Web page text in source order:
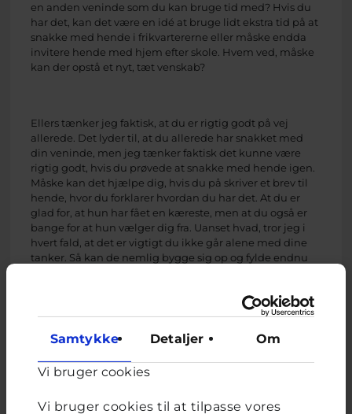
Samtykke Detaljer Om
Vi bruger cookies
Vi bruger cookies til at tilpasse vores
en anden veninde som du kan bruge tid med? Hvis du
har det, kan det være en idé at bruge lidt ekstra tid på at
snakke med hende i frikvartererne eller måske endda
invitere hende med hjem efter skole. Hvem ved, måske
kan der opstå et nyt, tæt venskab?
Ellers tænker jeg faktisk, at du er rigtig godt på vej
allerede. Det lyder til, at du allerede har snakket med
din veninde, men jeg tænker faktisk det kunne være
rigtig godt, hvis du prøvede at snakke med hende igen.
Måske kan det hjælpe dig, hvis du på skriver et brev til
hende, hvor du forklarer hvordan du har det. At du er
glad for, at hun har fået en kæreste, men at du også er
bange for at hun vælger dig fra. Uanset hvad, tror jeg i
hvert fald, at det er vigtigt du ikke går alene med dine
tanker. Så kan de nemlig bygge sig op og fylde endnu
fortæller, så det kan jo være, at du har en anden ven eller
veninde som har nogle gode råd til hvad du kan gøre –
eller måske dine forældre? Du er også altid velkommen
til at skrive ind til vores anonyme sms-rådgivning på 25
80 60 60.